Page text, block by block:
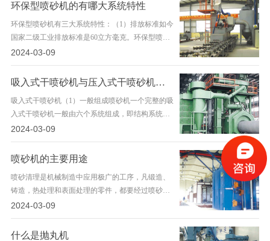
环保型喷砂机的有哪大系统特性
环保型喷砂机有三大系统特性：（1）排放标准如今
国家二级工业排放标准是60立方毫克。环保型喷砂
机的排放是55立方毫克。以前的喷砂机是100立方毫
克。（2）除尘系统
2024-03-09
吸入式干喷砂机与压入式干喷砂机有什么区别
吸入式干喷砂机（1）一般组成喷砂机一个完整的吸
入式干喷砂机一般由六个系统组成，即结构系统、
介质动力系统、管路系统、除尘系统、控制系统和
辅助系统。（2）工作原理吸
2024-03-09
喷砂机的主要用途
喷砂清理是机械制造中应用极广的工序，凡锻造、
铸造，热处理和表面处理的零件，都要经过喷砂来
清除 表面的氧化皮，粘砂，旧镀层、熔盐热。
锈蚀等 [3]
2024-03-09
什么是抛丸机